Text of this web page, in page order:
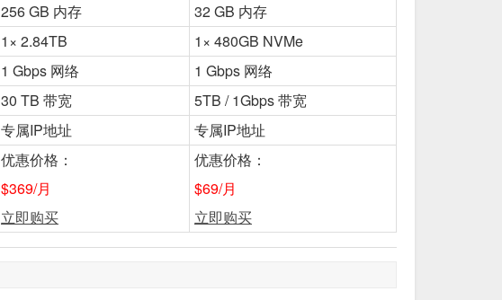
256 GB 内存
32 GB 内存
1× 2.84TB
1× 480GB NVMe
1 Gbps 网络
1 Gbps 网络
30 TB 带宽
5TB / 1Gbps 带宽
专属IP地址
专属IP地址
优惠价格：
$369/月
立即购买
优惠价格：
$69/月
立即购买